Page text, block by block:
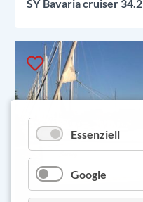
SY Bavaria cruiser 34.2
Essenziell
Google